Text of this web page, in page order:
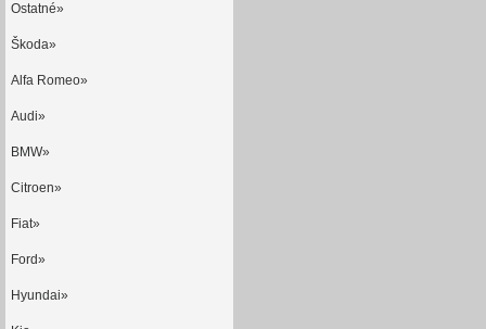
Ostatné»
Škoda»
Alfa Romeo»
Audi»
BMW»
Citroen»
Fiat»
Ford»
Hyundai»